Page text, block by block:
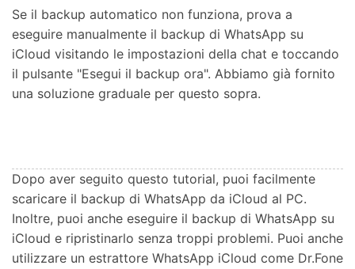
Se il backup automatico non funziona, prova a
eseguire manualmente il backup di WhatsApp su
iCloud visitando le impostazioni della chat e toccando
il pulsante "Esegui il backup ora". Abbiamo già fornito
una soluzione graduale per questo sopra.
Dopo aver seguito questo tutorial, puoi facilmente
scaricare il backup di WhatsApp da iCloud al PC.
Inoltre, puoi anche eseguire il backup di WhatsApp su
iCloud e ripristinarlo senza troppi problemi. Puoi anche
utilizzare un estrattore WhatsApp iCloud come Dr.Fone